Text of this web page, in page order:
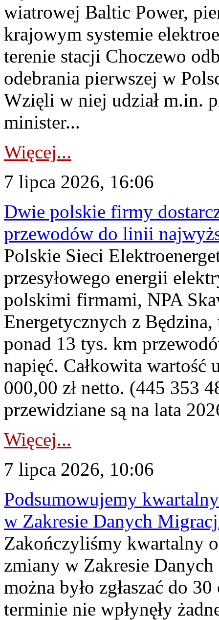
wiatrowej Baltic Power,
krajowym systemie
terenie stacji Choczewo
odebrania pierwszej w
Wzięli w niej udział m.in.
minister...
Więcej...
7 lipca 2026, 16:06
Dwie polskie firmy
przewodów do linii
Polskie Sieci
przesyłowego energii
polskimi firmami, NPA
Energetycznych z
ponad 13 tys. km
napięć. Całkowita
000,00 zł netto. (445 353
przewidziane są na lata
Więcej...
7 lipca 2026, 10:06
Podsumowujemy
w Zakresie Danych
Zakończyliśmy kwartalny
zmiany w Zakresie
można było zgłaszać do
terminie nie wpłynęły